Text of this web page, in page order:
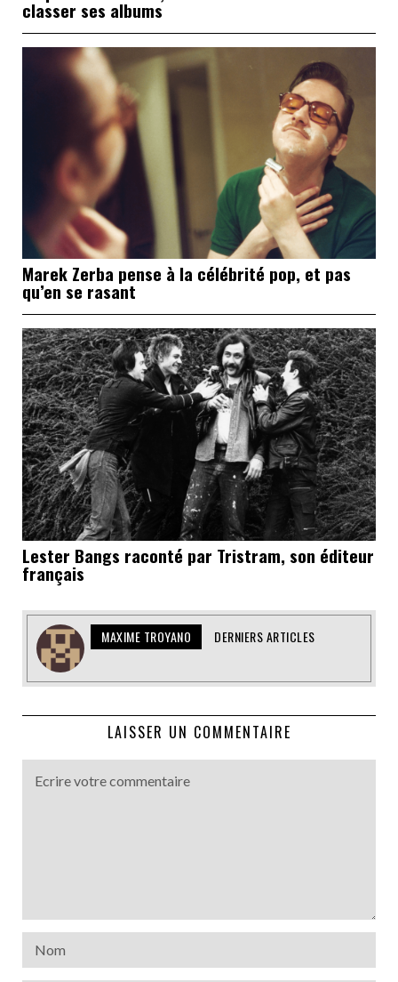
classer ses albums
Marek Zerba pense à la célébrité pop, et pas
qu’en se rasant
Lester Bangs raconté par Tristram, son éditeur
français
MAXIME TROYANO DERNIERS ARTICLES
LAISSER UN COMMENTAIRE